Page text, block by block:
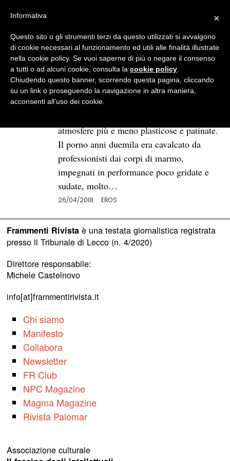
BROWSE TAG
Hot girls wanted
Più hard e meno hardcore: il
porno etico è eccitante e
giusto
atmosfere più e meno plasticose e patinate.
Il porno anni duemila era cavalcato da
professionisti dai corpi di marmo,
impegnati in performance poco gridate e
sudate, molto…
26/04/2018 EROS
Frammenti Rivistaè una testata giornalistica registrata
presso il Tribunale di Lecco (n. 4/2020)
Direttore responsabile:
Michele Castelnovo
info[at]frammentirivista.it
Chi siamo
Manifesto
Collabora
Newsletter
FR Club
NPC Magazine
Magma Magazine
Rivista Palomar
Associazione culturale
×
Informativa
Questo sito o gli strumenti terzi da questo utilizzati si avvalgono
di cookie necessari al funzionamento ed utili alle finalità illustrate
nella cookie policy. Se vuoi saperne di più o negare il consenso
a tutti o ad alcuni cookie, consulta la cookie policy
Chiudendo questo banner, scorrendo questa pagina, cliccando
su un link o proseguendo la navigazione in altra maniera,
acconsenti all’uso dei cookie.